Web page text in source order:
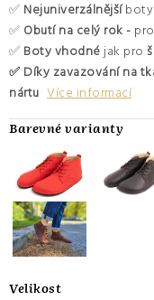
✅ Nejuniverzálnějšíboty
✅ Obutí na celý rok -
✅ Boty vhodné jak pro
✅ Díky zavazování na
nártu Více informací
Velikost